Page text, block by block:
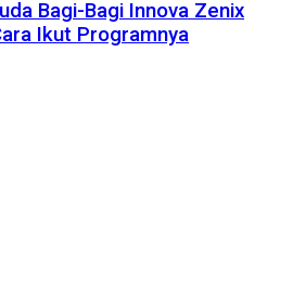
Bagi-Bagi Innova Zenix
Ikut Programnya